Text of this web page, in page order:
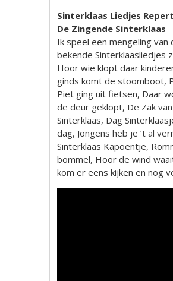
Sinterklaas Liedjes
De Zingende Sinterklaas
Ik speel een mengeling van
bekende Sinterklaasliedjes
Hoor wie klopt daar
ginds komt de stoomboot,
Piet ging uit fietsen, Daar
de deur geklopt, De Zak van
Sinterklaas, Dag
dag, Jongens heb je ’t al
Sinterklaas Kapoentje,
bommel, Hoor de wind
kom er eens kijken en nog